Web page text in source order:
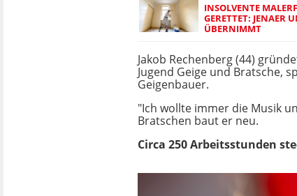
INSOLVENTE
GERETTET: JENAER
ÜBERNIMMT
Jakob Rechenberg (44)
Jugend Geige und Bratsche,
Geigenbauer.
"Ich wollte immer die Musik
Bratschen baut er neu.
Circa 250 Arbeitsstunden